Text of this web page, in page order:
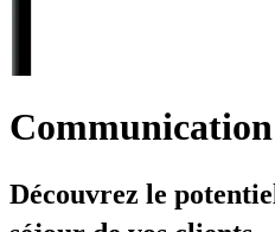
Découvrez le